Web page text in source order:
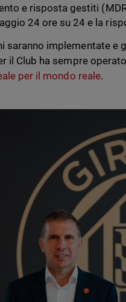
e risposta gestiti
24 ore su 24 e la
saranno implementate e
il Club ha sempre
per il mondo reale.